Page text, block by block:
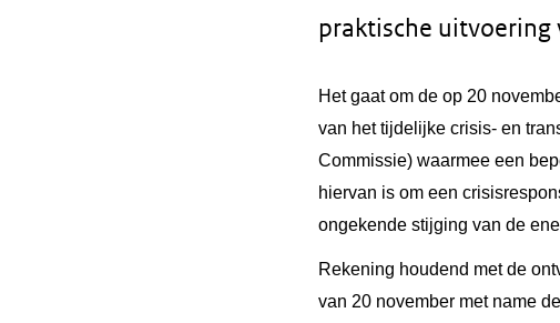
praktische uitvoering
Het gaat om de op 20
van het tijdelijke crisis- en
Commissie) waarmee een
hiervan is om een
ongekende stijging van de
Rekening houdend met de
van 20 november met name